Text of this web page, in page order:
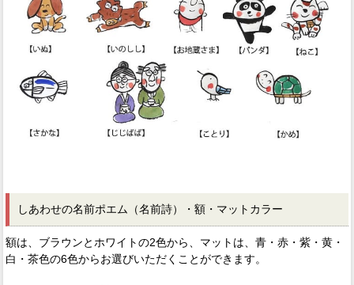
しあわせの名前ポエム（名前詩）・額・マットカラー
額は、ブラウンとホワイトの2色から、マットは、青・赤・紫・黄・
白・茶色の6色からお選びいただくことができます。